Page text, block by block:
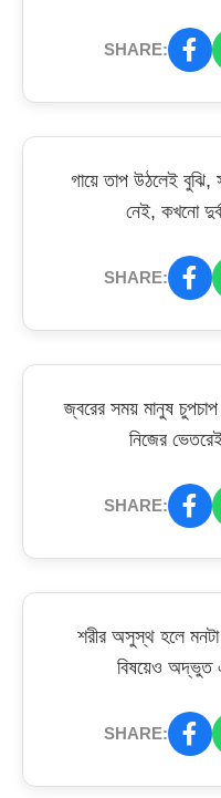
SHARE:
গায়ে তাপ উঠলেই বুঝি,
নেই, কখনো
SHARE:
জ্বরের সময় মানুষ
নিজের
SHARE:
শরীর অসুস্থ হলে
বিষয়েও অদ্ভুত
SHARE: